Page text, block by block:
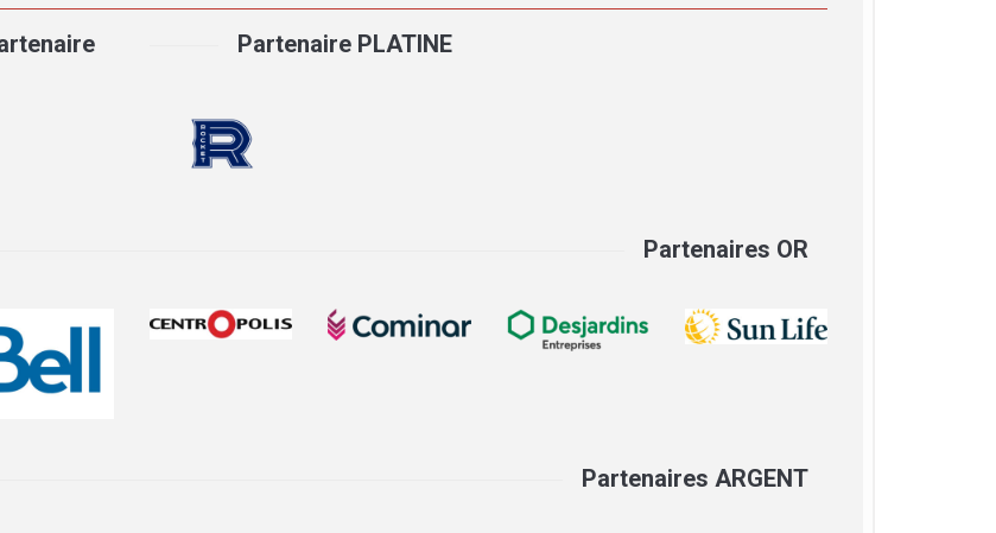
Partenaire PLATINE
Partenaires OR
Partenaires ARGENT